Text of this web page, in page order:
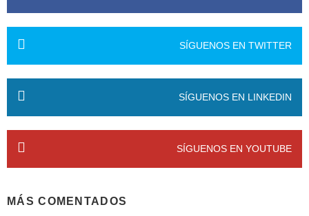
SÍGUENOS EN TWITTER
SÍGUENOS EN LINKEDIN
SÍGUENOS EN YOUTUBE
MÁS COMENTADOS